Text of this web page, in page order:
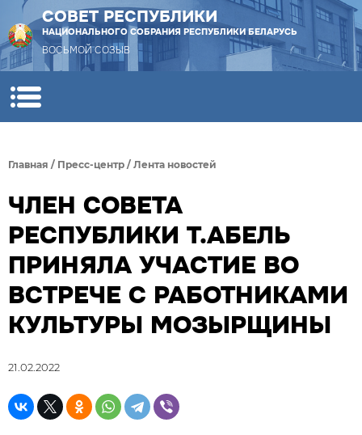
СОВЕТ РЕСПУБЛИКИ
НАЦИОНАЛЬНОГО СОБРАНИЯ РЕСПУБЛИКИ БЕЛАРУСЬ
ВОСЬМОЙ СОЗЫВ
Главная / Пресс-центр / Лента новостей
ЧЛЕН СОВЕТА
РЕСПУБЛИКИ Т.АБЕЛЬ
ПРИНЯЛА УЧАСТИЕ ВО
ВСТРЕЧЕ С РАБОТНИКАМИ
КУЛЬТУРЫ МОЗЫРЩИНЫ
21.02.2022